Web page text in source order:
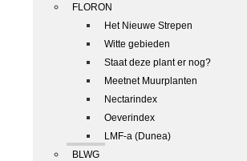
FLORON
Het Nieuwe Strepen
Witte gebieden
Staat deze plant er nog?
Meetnet Muurplanten
Nectarindex
Oeverindex
LMF-a (Dunea)
BLWG